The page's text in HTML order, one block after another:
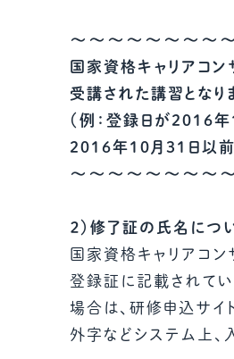
～～～～～～～～
国家資格キャリアコン
受講された講習とな
（例：登録日が2016
2016年10月31日以前
～～～～～～～～
２）修了証の氏名につ
国家資格キャリアコ
登録証に記載されてい
場合は、研修申込サイ
外字などシステム上